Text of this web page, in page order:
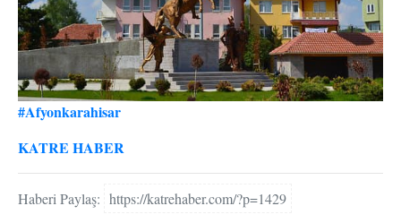
#Afyonkarahisar
KATRE HABER
Haberi Paylaş: https://katrehaber.com/?p=1429